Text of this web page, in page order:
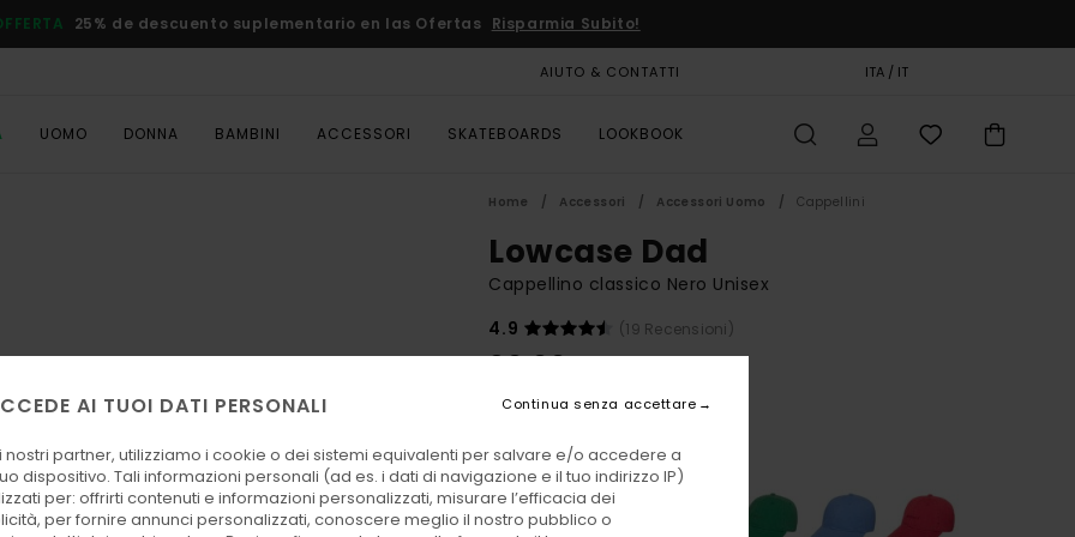
25% de descuento suplementario en las Ofertas Risparmia Subito!
AIUTO & CONTATTI ITA / IT
UOMO DONNA BAMBINI ACCESSORI SKATEBOARDS LOOKBOOK
Home Accessori Accessori Uomo Cappellini
Lowcase Dad
Cappellino classico Nero Unisex
4.9
(19 Recensioni)
30,00 €
AI TUOI DATI PERSONALI
partner, utilizziamo i cookie o dei sistemi equivalenti per salvare e/o accedere a
dispositivo. Tali informazioni personali (ad es. i dati di navigazione e il tuo indirizzo IP)
per: offrirti contenuti e informazioni personalizzati, misurare l’efficacia dei
per fornire annunci personalizzati, conoscere meglio il nostro pubblico o
Continua senza accettare